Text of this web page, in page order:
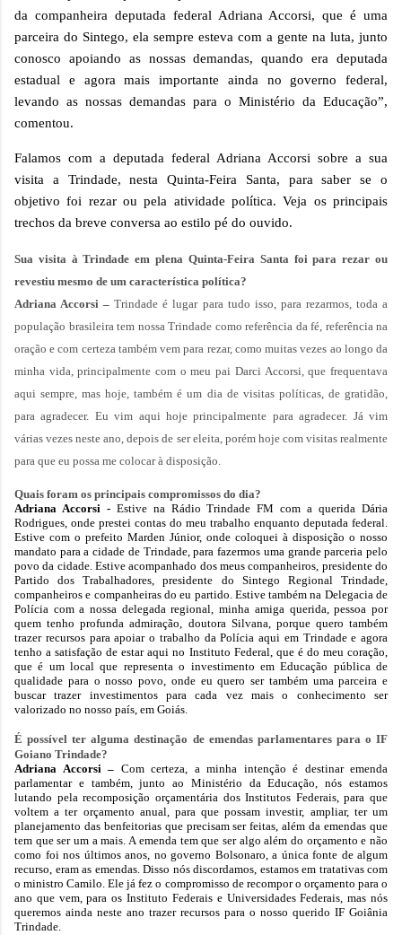
da companheira deputada federal Adriana Accorsi, que é uma
parceira do Sintego, ela sempre esteva com a gente na luta, junto
conosco apoiando as nossas demandas, quando era deputada
estadual e agora mais importante ainda no governo federal,
levando as nossas demandas para o Ministério da Educação”,
comentou.
Falamos com a deputada federal Adriana Accorsi sobre a sua
visita a Trindade, nesta Quinta-Feira Santa, para saber se o
objetivo foi rezar ou pela atividade política. Veja os principais
trechos da breve conversa ao estilo pé do ouvido.
Sua visita à Trindade em plena Quinta-Feira Santa foi para rezar ou
revestiu mesmo de um característica política?
Adriana Accorsi – Trindade é lugar para tudo isso, para rezarmos, toda a
população brasileira tem nossa Trindade como referência da fé, referência na
oração e com certeza também vem para rezar, como muitas vezes ao longo da
minha vida, principalmente com o meu pai Darci Accorsi, que frequentava
aqui sempre, mas hoje, também é um dia de visitas políticas, de gratidão,
para agradecer. Eu vim aqui hoje principalmente para agradecer. Já vim
várias vezes neste ano, depois de ser eleita, porém hoje com visitas realmente
para que eu possa me colocar à disposição.
Quais foram os principais compromissos do dia?
Adriana Accorsi -Estive na Rádio Trindade FM com a querida Dária
Rodrigues, onde prestei contas do meu trabalho enquanto deputada federal.
Estive com o prefeito Marden Júnior, onde coloquei à disposição o nosso
mandato para a cidade de Trindade, para fazermos uma grande parceria pelo
povo da cidade. Estive acompanhado dos meus companheiros, presidente do
Partido dos Trabalhadores, presidente do Sintego Regional Trindade,
companheiros e companheiras do eu partido. Estive também na Delegacia de
Polícia com a nossa delegada regional, minha amiga querida, pessoa por
quem tenho profunda admiração, doutora Silvana, porque quero também
trazer recursos para apoiar o trabalho da Polícia aqui em Trindade e agora
tenho a satisfação de estar aqui no Instituto Federal, que é do meu coração,
que é um local que representa o investimento em Educação pública de
qualidade para o nosso povo, onde eu quero ser também uma parceira e
buscar trazer investimentos para cada vez mais o conhecimento ser
valorizado no nosso país, em Goiás.
É possível ter alguma destinação de emendas parlamentares para o IF
Goiano Trindade?
Adriana Accorsi – Com certeza, a minha intenção é destinar emenda
parlamentar e também, junto ao Ministério da Educação, nós estamos
lutando pela recomposição orçamentária dos Institutos Federais, para que
voltem a ter orçamento anual, para que possam investir, ampliar, ter um
planejamento das benfeitorias que precisam ser feitas, além da emendas que
tem que ser um a mais. A emenda tem que ser algo além do orçamento e não
como foi nos últimos anos, no governo Bolsonaro, a única fonte de algum
recurso, eram as emendas. Disso nós discordamos, estamos em tratativas com
o ministro Camilo. Ele já fez o compromisso de recompor o orçamento para o
ano que vem, para os Instituto Federais e Universidades Federais, mas nós
queremos ainda neste ano trazer recursos para o nosso querido IF Goiânia
Trindade.